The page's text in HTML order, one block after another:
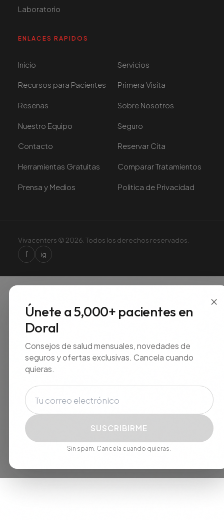
Laboratorio
ENLACES RAPIDOS
Inicio Servicios
Recursos para Pacientes Primera Visita
Resenas Sobre Nosotros
Nuestro Equipo Seguro
Contacto Reservar Cita
Herramientas Gratuitas Comparar Tratamientos
Prensa y Medios Politica de Privacidad
Vivacenters © 2026. Todos los derechos reservados.
f ig
×
Únete a 5,000+ pacientes en
Doral
Consejos de salud mensuales, novedades de
seguros y ofertas exclusivas. Cancela cuando
quieras.
Correo electrónico
SUSCRIBIRME
Sin spam. Cancela cuando quieras.